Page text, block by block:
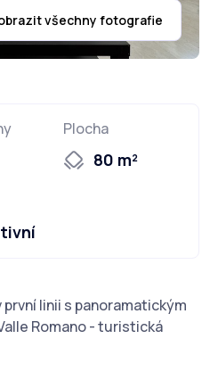
Plocha
80 m²
linii s panoramatickým
Romano - turistická